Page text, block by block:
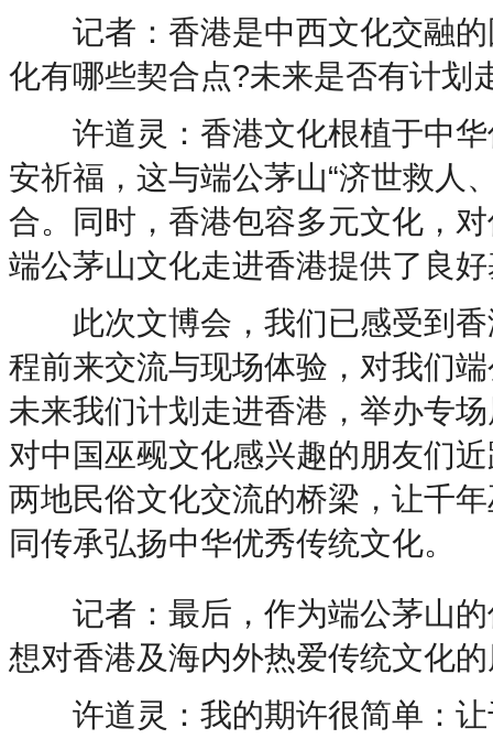
记者：香港是中西文化交融的
化有哪些契合点?未来是否有计划
许道灵：香港文化根植于中华
安祈福，这与端公茅山“济世救人
合。同时，香港包容多元文化，
端公茅山文化走进香港提供了良
此次文博会，我们已感受到香
程前来交流与现场体验，对我们
未来我们计划走进香港，举办专
对中国巫觋文化感兴趣的朋友们
两地民俗文化交流的桥梁，让千
同传承弘扬中华优秀传统文化。
记者：最后，作为端公茅山的
想对香港及海内外热爱传统文化
许道灵：我的期许很简单：让